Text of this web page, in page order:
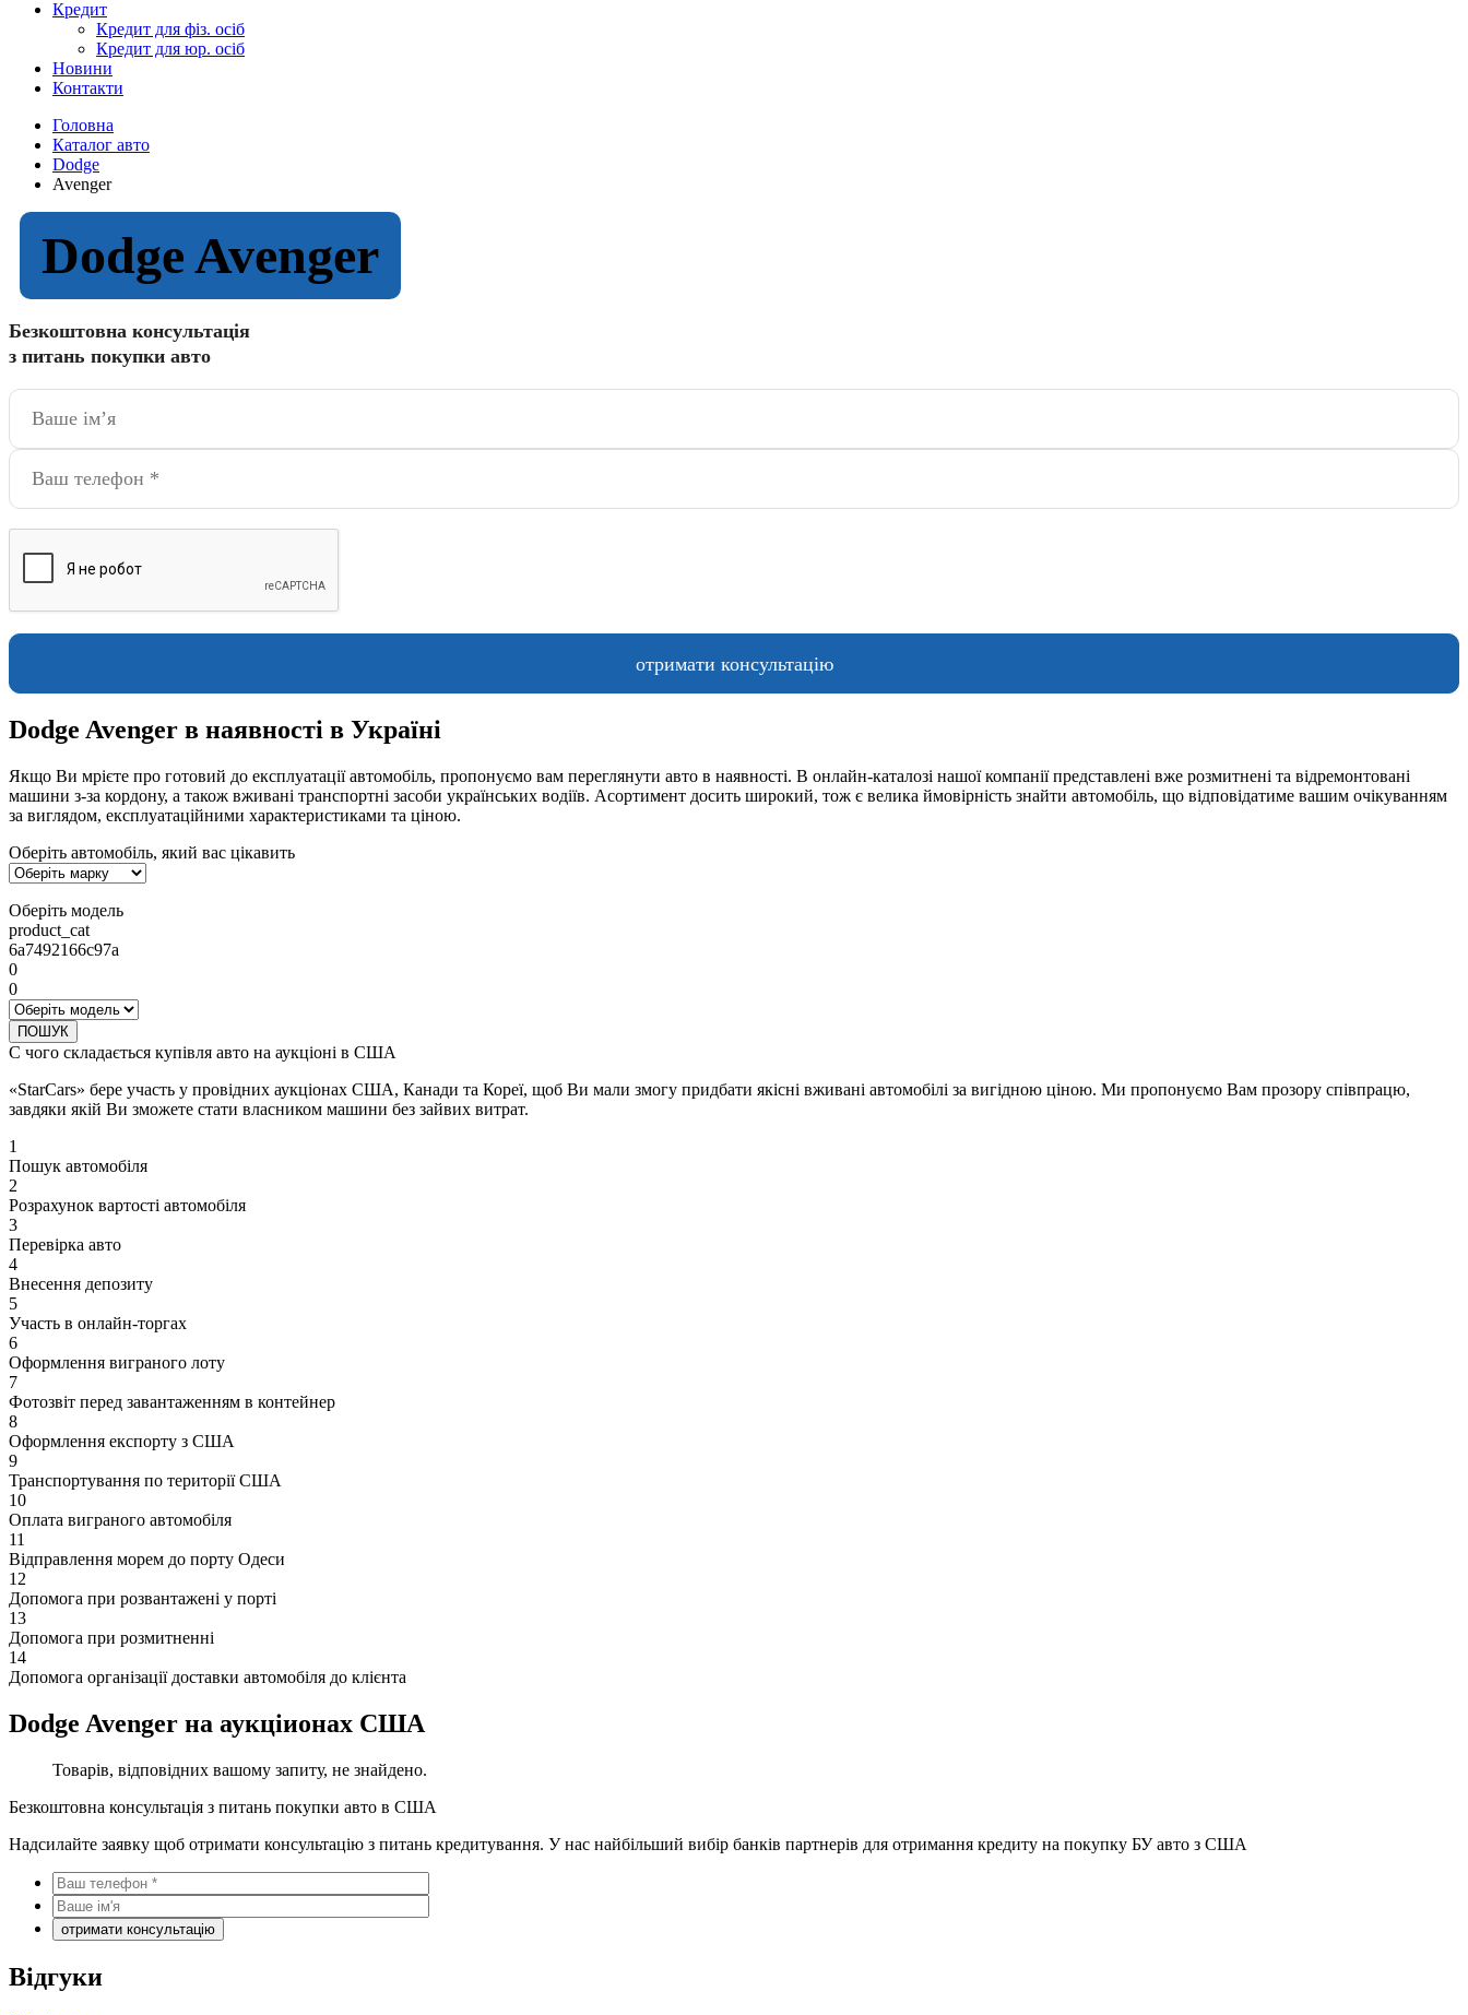
Кредит
Кредит для фіз. осіб
Кредит для юр. осіб
Новини
Контакти
Головна
Каталог авто
Dodge
Avenger
Dodge Avenger
Безкоштовна консультація
з питань покупки авто
Dodge Avenger в наявності в Україні
Якщо Ви мрієте про готовий до експлуатації автомобіль, пропонуємо вам переглянути авто в наявності. В онлайн-каталозі нашої компанії представлені вже розмитнені та відремонтовані
машини з-за кордону, а також вживані транспортні засоби українських водіїв. Асортимент досить широкий, тож є велика ймовірність знайти автомобіль, що відповідатиме вашим очікуванням
за виглядом, експлуатаційними характеристиками та ціною.
Оберіть автомобіль, який вас цікавить
Оберіть модель
product_cat
6a7492166c97a
0
0
ПОШУК
С чого складається купівля авто на аукціоні в США
«StarCars» бере участь у провідних аукціонах США, Канади та Кореї, щоб Ви мали змогу придбати якісні вживані автомобілі за вигідною ціною. Ми пропонуємо Вам прозору співпрацю,
завдяки якій Ви зможете стати власником машини без зайвих витрат.
1
Пошук автомобіля
2
Розрахунок вартості автомобіля
3
Перевірка авто
4
Внесення депозиту
5
Участь в онлайн-торгах
6
Оформлення виграного лоту
7
Фотозвіт перед завантаженням в контейнер
8
Оформлення експорту з США
9
Транспортування по території США
10
Оплата виграного автомобіля
11
Відправлення морем до порту Одеси
12
Допомога при розвантажені у порті
13
Допомога при розмитненні
14
Допомога організації доставки автомобіля до клієнта
Dodge Avenger на аукціионах США
Товарів, відповідних вашому запиту, не знайдено.
Безкоштовна консультація з питань покупки авто в США
Надсилайте заявку щоб отримати консультацію з питань кредитування. У нас найбільший вибір банків партнерів для отримання кредиту на покупку БУ авто з США
Відгуки